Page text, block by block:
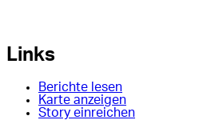
Links
Berichte lesen
Karte anzeigen
Story einreichen